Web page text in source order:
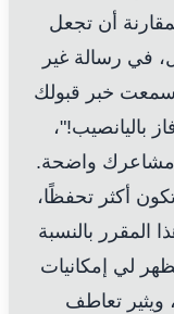
أن تجعل
في رسالة غير
سمعت خبر قبولك
باليانصيب!"،
مشاعرك واضحة.
أكثر تحفظًا،
المقرر بالنسبة
لي إمكانيات
ويثير تعاطف